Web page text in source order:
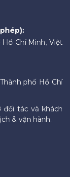
Chí Minh, Việt
phố Hồ Chí
đối tác và khách
& vận hành.